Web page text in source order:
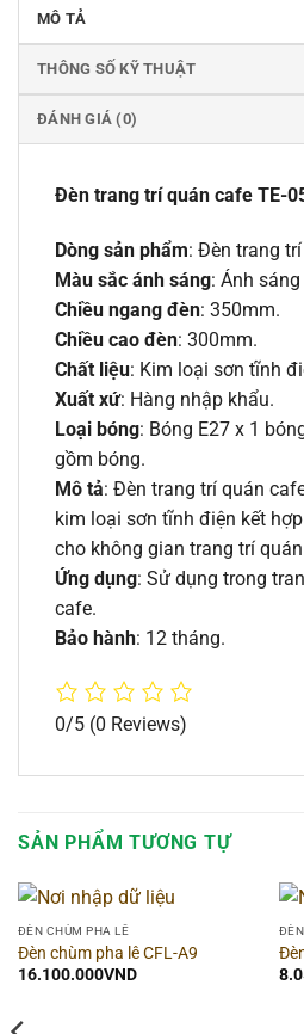
MÔ TẢ
THÔNG SỐ KỸ THUẬT
ĐÁNH GIÁ (0)
Đèn trang trí quán cafe TE-
Dòng sản phẩm: Đèn trang
Màu sắc ánh sáng: Ánh
Chiều ngang đèn: 350mm.
Chiều cao đèn: 300mm.
Chất liệu: Kim loại sơn tĩnh
Xuất xứ: Hàng nhập khẩu.
Loại bóng: Bóng E27 x 1
gồm bóng.
Mô tả: Đèn trang trí quán
kim loại sơn tĩnh điện kết
cho không gian trang trí
Ứng dụng: Sử dụng trong
cafe.
Bảo hành: 12 tháng.
0/5 (0 Reviews)
SẢN PHẨM TƯƠNG TỰ
ĐÈN CHÙM PHA LÊ
Đèn chùm pha lê CFL-A9
16.100.000VND